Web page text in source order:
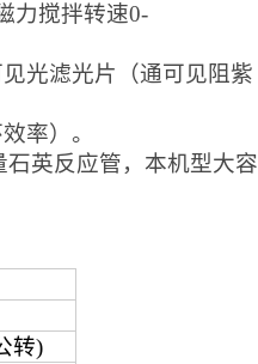
力搅拌转速0-
光滤光片（通可见阻紫
率）。
英反应管， 本机型大容
转)